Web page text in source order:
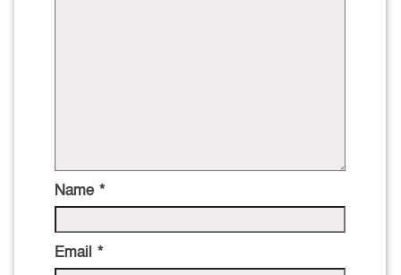
Name *
Email *